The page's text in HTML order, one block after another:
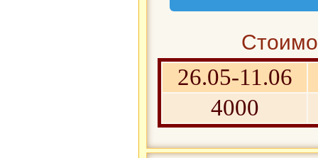
26.05-11.06
4000